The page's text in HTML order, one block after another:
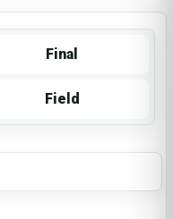
Final
Field